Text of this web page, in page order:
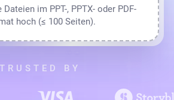
im PPT-, PPTX- oder PDF-
hoch (≤ 100 Seiten).
TRUSTED BY